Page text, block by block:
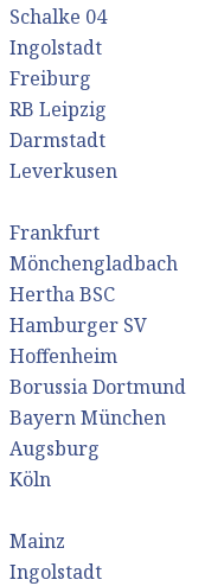
Schalke 04
Ingolstadt
Freiburg
RB Leipzig
Darmstadt
Leverkusen
Frankfurt
Mönchengladbach
Hertha BSC
Hamburger SV
Hoffenheim
Borussia Dortmund
Bayern München
Augsburg
Köln
Mainz
Ingolstadt